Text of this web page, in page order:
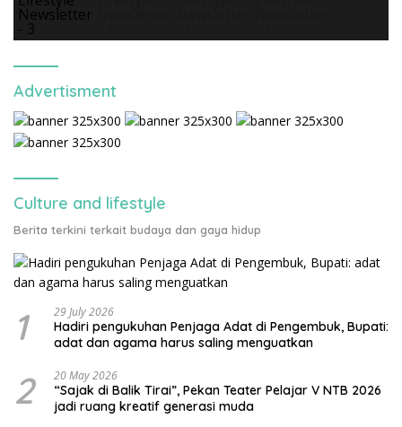
Advertisment
Culture and lifestyle
Berita terkini terkait budaya dan gaya hidup
1 29 July 2026
Hadiri pengukuhan Penjaga Adat di Pengembuk, Bupati:
adat dan agama harus saling menguatkan
2 20 May 2026
“Sajak di Balik Tirai”, Pekan Teater Pelajar V NTB 2026
jadi ruang kreatif generasi muda